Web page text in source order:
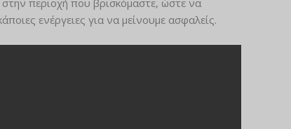
ενέργειες για να μείνουμε ασφαλείς.